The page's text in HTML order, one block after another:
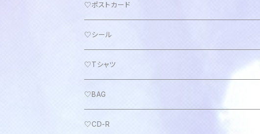
♡ポストカード
♡シール
♡Tシャツ
♡BAG
♡CD-R